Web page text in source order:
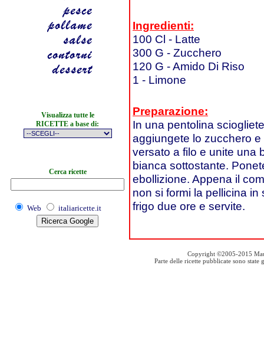
Visualizza tutte le
RICETTE a base di:
Cerca ricette
Web italiaricette.it
Ingredienti:
100 Cl - Latte
300 G - Zucchero
120 G - Amido Di Riso
1 - Limone
Preparazione:
In una pentolina
aggiungete lo zucchero
versato a filo e unite una
bianca sottostante.
ebollizione. Appena il
non si formi la pellicina
frigo due ore e servite.
Copyright ©2005-2015
Parte delle ricette pubblicate sono state